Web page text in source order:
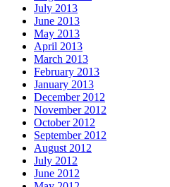
July 2013
June 2013
May 2013
April 2013
March 2013
February 2013
January 2013
December 2012
November 2012
October 2012
September 2012
August 2012
July 2012
June 2012